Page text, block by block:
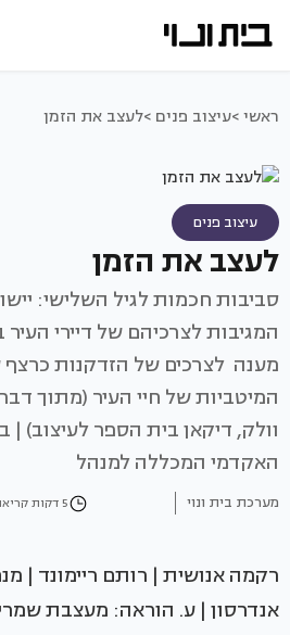
ראשי >עיצוב פנים >לעצב את הזמן
עיצוב פנים
לעצב את הזמן
סביבות חכמות לגיל השלישי:
המגיבות לצרכיהם של דיירי העיר
מענה לצרכים של הזדקנות כרצף
המיטביות של חיי העיר (מתוך
וולק, דיקאן בית הספר לעיצוב) |
האקדמי המכללה למנהל
מערכת בית ונוי 5 דקות קריאה
רקמה אנושית | רותם ריימונד |
אנדרסון | ע. הוראה: מעצבת